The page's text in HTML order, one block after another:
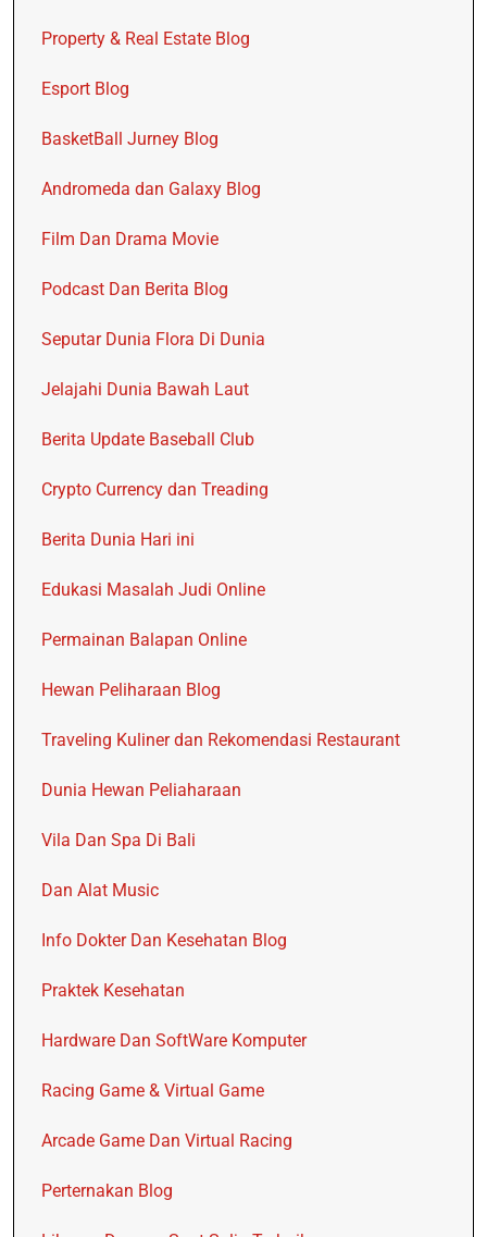
Property & Real Estate Blog
Esport Blog
BasketBall Jurney Blog
Andromeda dan Galaxy Blog
Film Dan Drama Movie
Podcast Dan Berita Blog
Seputar Dunia Flora Di Dunia
Jelajahi Dunia Bawah Laut
Berita Update Baseball Club
Crypto Currency dan Treading
Berita Dunia Hari ini
Edukasi Masalah Judi Online
Permainan Balapan Online
Hewan Peliharaan Blog
Traveling Kuliner dan Rekomendasi Restaurant
Dunia Hewan Peliaharaan
Vila Dan Spa Di Bali
Dan Alat Music
Info Dokter Dan Kesehatan Blog
Praktek Kesehatan
Hardware Dan SoftWare Komputer
Racing Game & Virtual Game
Arcade Game Dan Virtual Racing
Perternakan Blog